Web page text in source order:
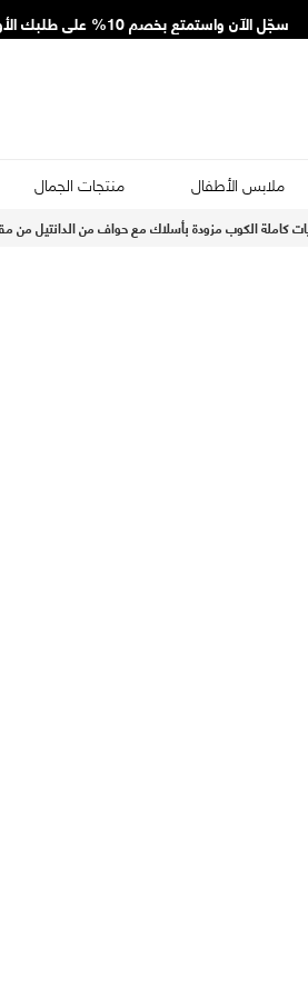
سجّل الآن واستمتع بخصم 10% على طلبك الأول. تطبق الشروط والأحكام*
ملابس الأطفال منتجات الجمال